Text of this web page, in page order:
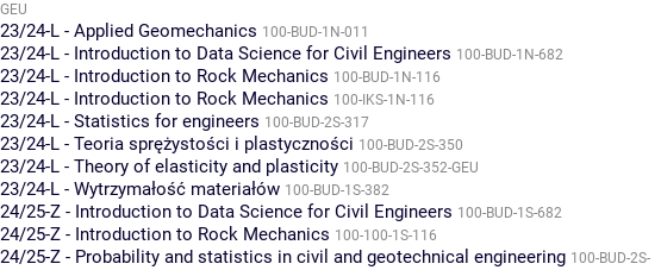
GEU
23/24-L - Applied Geomechanics 100-BUD-1N-011
23/24-L - Introduction to Data Science for Civil Engineers 100-BUD-1N-682
23/24-L - Introduction to Rock Mechanics 100-BUD-1N-116
23/24-L - Introduction to Rock Mechanics 100-IKS-1N-116
23/24-L - Statistics for engineers 100-BUD-2S-317
23/24-L - Teoria sprężystości i plastyczności 100-BUD-2S-350
23/24-L - Theory of elasticity and plasticity 100-BUD-2S-352-GEU
23/24-L - Wytrzymałość materiałów 100-BUD-1S-382
24/25-Z - Introduction to Data Science for Civil Engineers 100-BUD-1S-682
24/25-Z - Introduction to Rock Mechanics 100-100-1S-116
24/25-Z - Probability and statistics in civil and geotechnical engineering 100-BUD-2S-